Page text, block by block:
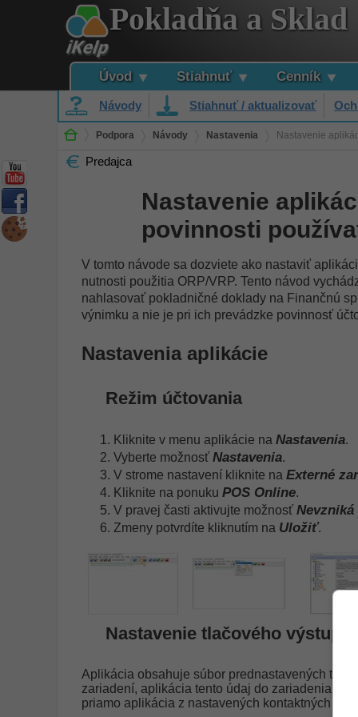
Pokladňa a Sklad
Úvod Stiahnuť Cenník
Návody Stiahnuť / aktualizovať
Podpora Návody Nastavenia Nastavenie
Predajca
Nastavenie
povinnosti
V tomto návode sa dozviete ako nastaviť
nutnosti použitia ORP/VRP. Tento návod
nahlasovať pokladničné doklady na Finančnú
výnimku a nie je pri ich prevádzke povinnosť
Nastavenia aplikácie
Režim účtovania
Kliknite v menu aplikácie na Nastavenia.
Vyberte možnosť Nastavenia.
V strome nastavení kliknite na Externé
Kliknite na ponuku POS Online.
V pravej časti aktivujte možnosť
Zmeny potvrdíte kliknutím na Uložiť.
Nastavenie tlačového výstupu
Aplikácia obsahuje súbor prednastavených
zariadení, aplikácia tento údaj do zariadenia
priamo aplikácia z nastavených kontaktných